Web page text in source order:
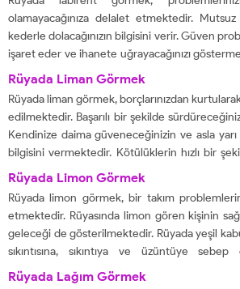
olamayacağınıza delalet etmektedir.
kederle dolacağınızın bilgisini verir. Güven
işaret eder ve ihanete uğrayacağınızı
sorunlarınızı çözmekte başarılı
Muradınıza eremeyeceğinizi gösterir ve
başarılı olamayacağınızın bilgisini ...
Rüyada Liman Görmek
Rüyada liman görmek, borçlarınızdan
edilmektedir. Başarılı bir şekilde
Kendinize daima güveneceğinizin ve asla yarı
bilgisini vermektedir. Kötülüklerin hızlı bir
işaret etmektedir. Ağız tadı ve zenginlik
yaşamlarınızı ifade etmekte olan bir
toparlanacağınıza delalet eder...
Rüyada Limon Görmek
Rüyada limon görmek, bir takım
etmektedir. Rüyasında limon gören kişinin
geleceği de gösterilmektedir. Rüyada yeşil
sıkıntısına, sıkıntıya ve üzüntüye
oluşabileceğine işaret etmektedir. Bir başka
Rüyada Lağım Görmek